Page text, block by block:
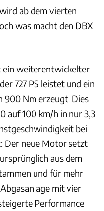
ab dem vierten
was macht den DBX
ein weiterentwickelter
727 PS leistet und ein
900 Nm erzeugt. Dies
auf 100 km/h in nur 3,3
bei
Der neue Motor setzt
aus dem
und für mehr
mit vier
Performance